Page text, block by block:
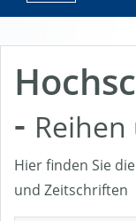
-
Hier finden Sie
und Zeitschriften